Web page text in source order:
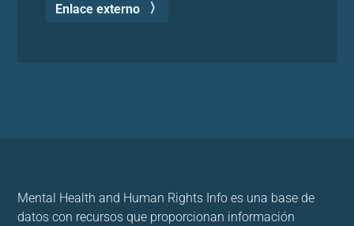
Enlace externo
Mental Health and Human Rights Info es una base de
datos con recursos que proporcionan información